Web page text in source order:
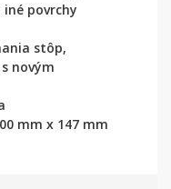
povrchy
stôp,
novým
mm x 147 mm